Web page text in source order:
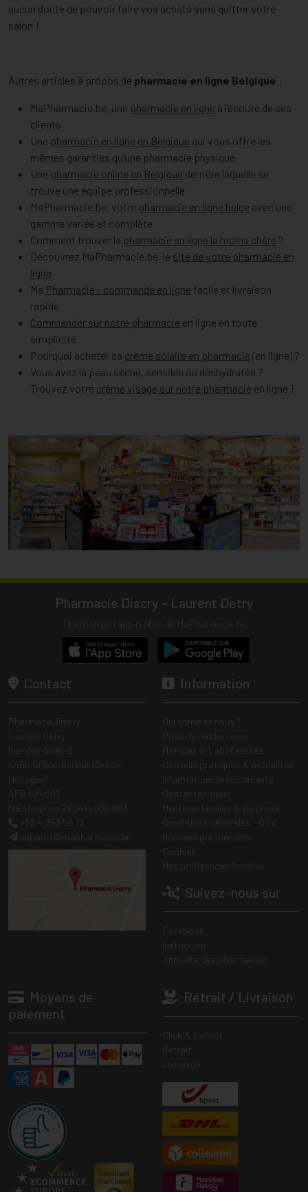
aucun doute de pouvoir faire vos achats sans quitter votre
salon !
Autres articles à propos de pharmacie en ligne Belgique :
MaPharmacie.be, une pharmacie en ligne à l’écoute de ses
clients
Une pharmacie en ligne en Belgique qui vous offre les
mêmes garanties qu’une pharmacie physique
Une pharmacie online en Belgique derrière laquelle se
trouve une équipe professionnelle
MaPharmacie.be, votre pharmacie en ligne belge avec une
gamme variée et complète
Comment trouver la pharmacie en ligne la moins chère ?
Découvrez MaPharmacie.be, le site de votre pharmacie en
ligne
Ma Pharmacie : commande en ligne facile et livraison
rapide
Commander sur notre pharmacie en ligne en toute
simplicité
Pourquoi acheter sa crème solaire en pharmacie (en ligne) ?
Vous avez la peau sèche, sensible ou déshydratée ?
Trouvez votre crème visage sur notre pharmacie en ligne !
Pharmacie Discry - Laurent Detry
Contact Information
Suivez-nous sur
Moyens de
paiement
Retrait / Livraison